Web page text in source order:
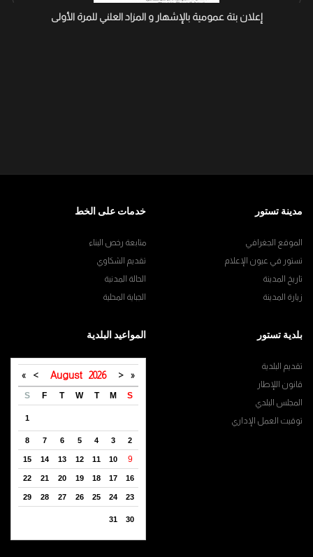
إعلان بتة عمومية بالإشهار و المزاد العلني للمرة الأولى
مدينة تستور
الموقع الجغرافي
تستور في عيون الإعلام
تاريخ المدينة
زيارة المدينة
خدمات على الخط
متابعة رخص البناء
تقديم الشكاوي
الحالة المدنية
الجباية المحلية
بلدية تستور
تقديم البلدية
قانون اللإطار
المجلس البلدي
توقيت العمل الإداري
المواعيد البلدية
«
<
August 2026
>
»
S
M
T
W
T
F
S
1
2
3
4
5
6
7
8
9
10
11
12
13
14
15
16
17
18
19
20
21
22
23
24
25
26
27
28
29
30
31